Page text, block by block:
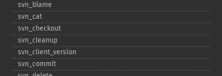
svn_​blame
svn_​cat
svn_​checkout
svn_​cleanup
svn_​client_​version
svn_​commit